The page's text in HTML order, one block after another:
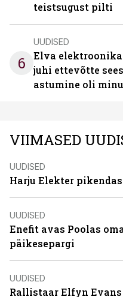
teistsugust pilti
6
UUDISED
Elva
juhi ettevõtte
astumine oli
VIIMASED
UUDISED
Harju Elekter
UUDISED
Enefit avas Poolas
päikesepargi
UUDISED
Rallistaar Elfyn